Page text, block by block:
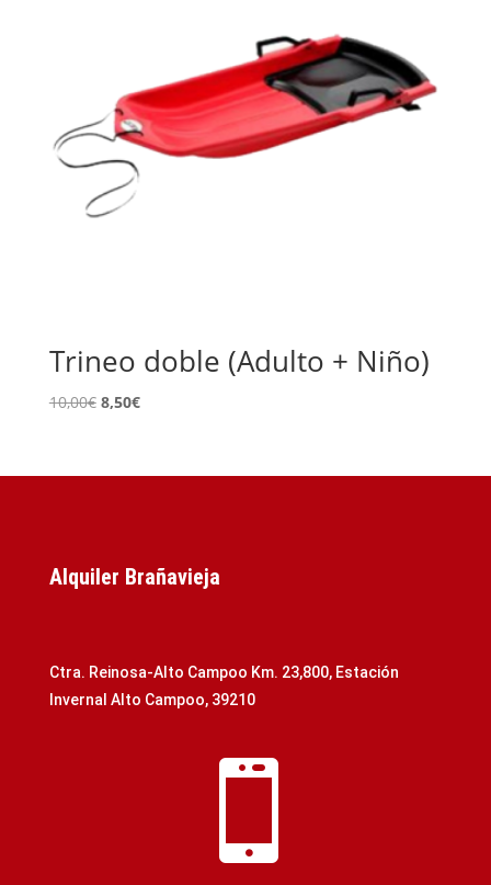
Trineo doble (Adulto + Niño)
10,00€ El
era:
8,50€El
es:
Alquiler Brañavieja
Ctra. Reinosa-Alto Campoo Km. 23,800, Estación
Invernal Alto Campoo, 39210
